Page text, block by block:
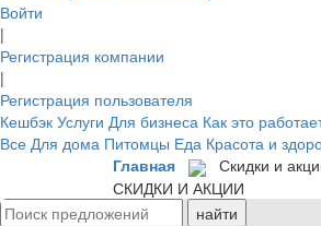
Войти
|
Регистрация компании
|
Регистрация пользователя
Кешбэк Услуги Для бизнеса Как это
Все Для дома Питомцы Еда Красота и
Главная
Скидки и
СКИДКИ И АКЦИИ